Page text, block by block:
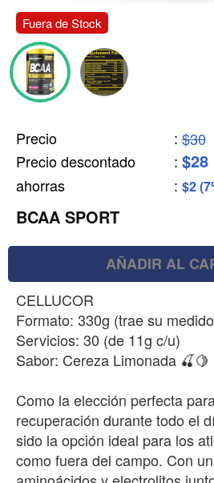
Fuera de Stock
Precio : $30
Precio descontado
: $28
ahorras : $2
BCAA SPORT
AÑADIR AL
CELLUCOR
Formato: 330g (trae su
Servicios: 30 (de 11g c/u)
Sabor: Cereza Limonada 🍒🍋
Como la elección perfecta
recuperación durante todo el
sido la opción ideal para los
como fuera del campo. Con